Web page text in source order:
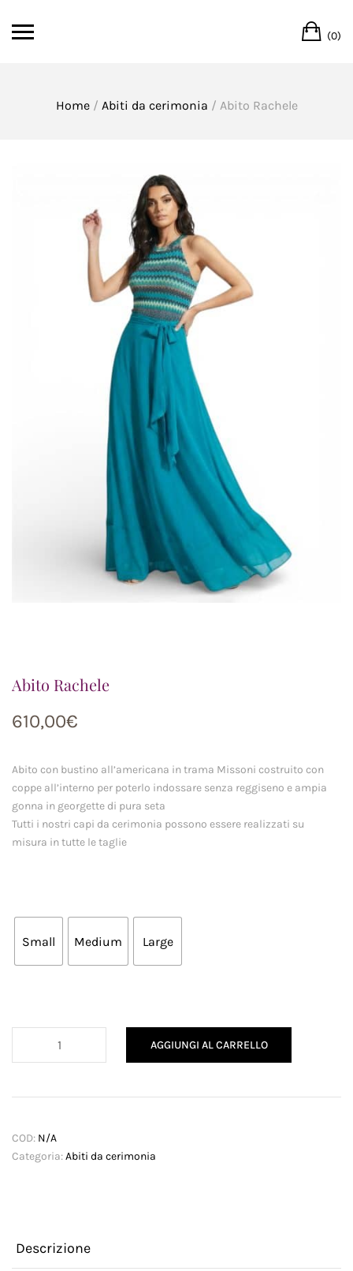
(0)
Home/ Abiti da cerimonia / Abito Rachele
Abito Rachele
610,00€
Abito con bustino all’americana in trama Missoni costruito con
coppe all’interno per poterlo indossare senza reggiseno e ampia
gonna in georgette di pura seta
Tutti i nostri capi da cerimonia possono essere realizzati su
misura in tutte le taglie
Small Medium Large
AGGIUNGI AL CARRELLO
COD: N/A
Categoria:Abiti da cerimonia
Descrizione